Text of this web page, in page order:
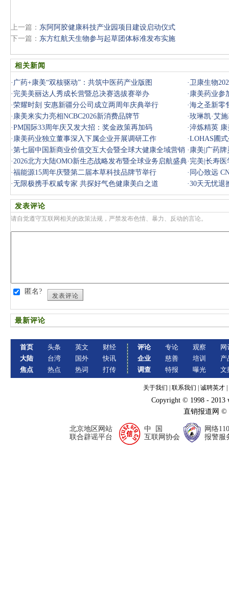
上一篇： 东阿阿胶健康科技产业园项目建设启动仪式
下一篇： 东方红航天生物参与起草团体标准发布实施
相关新闻
· 广药+康美“双核驱动”：共筑中医药产业版图 ·卫康生物
议召开
· 完美美丽达人秀成长营暨总决赛选拔赛举办 · 康美药业参
·荣耀时刻 安惠新疆分公司成立两周年庆典举行 ·海之圣新零
· 康美来实力亮相NCBC2026新消费品牌节 ·玫琳凯·艾
·PM国际33周年庆又发大招：奖金政策再加码 ·淬炼精英
· 康美药业独立董事深入下属企业开展调研工作 ·LOHAS圃
·第七届中国新商业价值交互大会暨全球大健康全域营销
AI赋能峰
· 康美|广药
·2026北方大陆OMO新生态战略发布暨全球业务启航盛典
圆满举行
· 完美|长寿
·福能源15周年庆暨第二届本草科技品牌节举行 · 同心致远
·无限极携手权威专家 共探好气色健康美白之道 ·30天无忧退
发表评论
请自觉遵守互联网相关的政策法规，严禁发布色情、暴力、反动的言论。
匿名?
发表评论
最新评论
首页
大陆
焦点
头条
台湾
热点
英文
国外
热词
财经
快讯
打传
评论
企业
调查
专论
慈善
特报
观察
培训
曝光
网
产
文
关于我们 联系我们 诚聘英才
Copyright © 1998 - 2013
直销报道网
北京地区网站
联合辟谣平台
中 国
互联网协会
网络110
报警服